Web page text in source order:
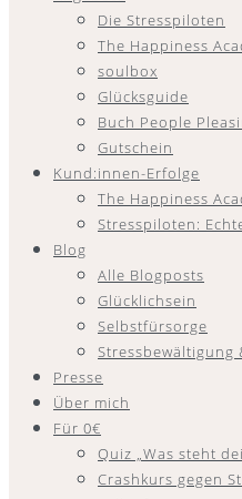
Die Stresspiloten
The Happiness
soulbox
Glücksguide
Buch People
Gutschein
Kund:innen-Erfolge
The Happiness
Stresspiloten:
Blog
Alle Blogposts
Glücklichsein
Selbstfürsorge
Stressbewältigung
Presse
Über mich
Für 0€
Quiz „Was steht
Crashkurs gegen